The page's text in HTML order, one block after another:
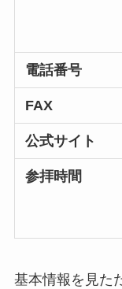
電話番号
FAX
公式サイト
参拝時間
基本情報を見た